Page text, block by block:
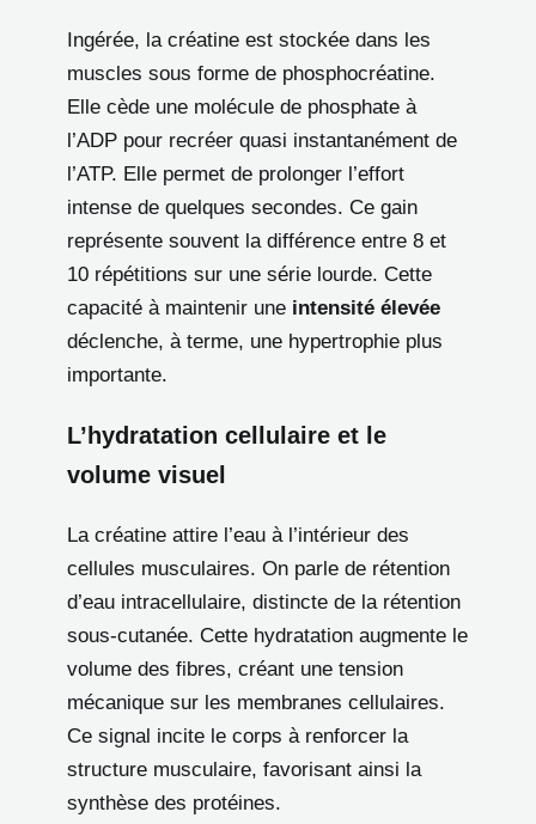
Ingérée, la créatine est stockée dans les
muscles sous forme de phosphocréatine.
Elle cède une molécule de phosphate à
l’ADP pour recréer quasi instantanément de
l’ATP. Elle permet de prolonger l’effort
intense de quelques secondes. Ce gain
représente souvent la différence entre 8 et
10 répétitions sur une série lourde. Cette
capacité à maintenir une intensité élevée
déclenche, à terme, une hypertrophie plus
importante.
L’hydratation cellulaire et le
volume visuel
La créatine attire l’eau à l’intérieur des
cellules musculaires. On parle de rétention
d’eau intracellulaire, distincte de la rétention
sous-cutanée. Cette hydratation augmente le
volume des fibres, créant une tension
mécanique sur les membranes cellulaires.
Ce signal incite le corps à renforcer la
structure musculaire, favorisant ainsi la
synthèse des protéines.